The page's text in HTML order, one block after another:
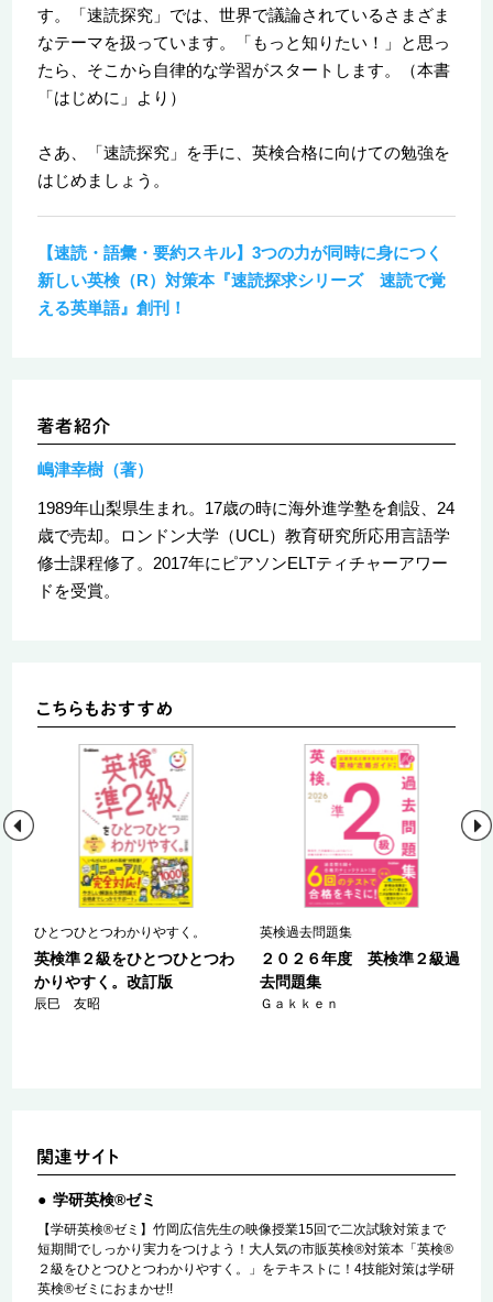
す。「速読探究」では、世界で議論されているさまざま
なテーマを扱っています。「もっと知りたい！」と思っ
たら、そこから自律的な学習がスタートします。（本書
「はじめに」より）
さあ、「速読探究」を手に、英検合格に向けての勉強を
はじめましょう。
【速読・語彙・要約スキル】3つの力が同時に身につく
新しい英検（R）対策本『速読探求シリーズ 速読で覚
える英単語』創刊！
嶋津幸樹（著）
1989年山梨県生まれ。17歳の時に海外進学塾を創設、24
歳で売却。ロンドン大学（UCL）教育研究所応用言語学
修士課程修了。2017年にピアソンELTティチャーアワー
ドを受賞。
ひとつひとつわかりやすく。
英検準２級をひとつひとつわ
かりやすく。改訂版
辰巳 友昭
英検過去問題集
２０２６年度 英検準２級過
去問題集
Ｇａｋｋｅｎ
学研英検®ゼミ
【学研英検®ゼミ】竹岡広信先生の映像授業15回で二次試験対策まで
短期間でしっかり実力をつけよう！大人気の市販英検®対策本「英検®
２級をひとつひとつわかりやすく。」をテキストに！4技能対策は学研
英検®ゼミにおまかせ!!